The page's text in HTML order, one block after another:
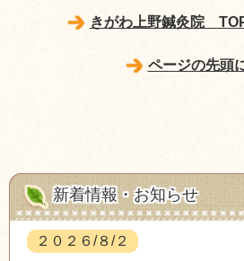
きがわ上野鍼灸院
ページの先頭
新着情報・お知らせ
２０２６/８/２